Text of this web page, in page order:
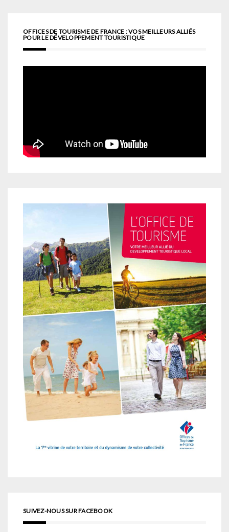
OFFICES DE TOURISME DE FRANCE : VOS MEILLEURS ALLIÉS
POUR LE DÉVELOPPEMENT TOURISTIQUE
SUIVEZ-NOUS SUR FACEBOOK